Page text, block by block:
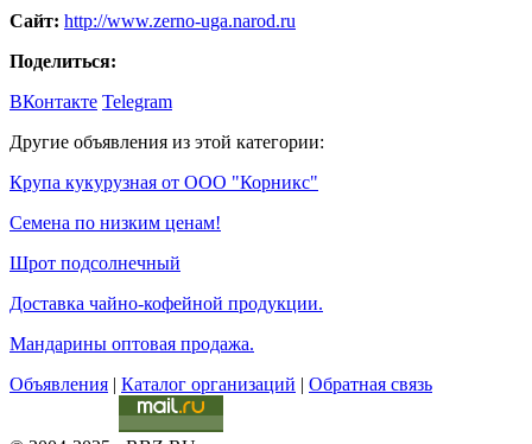
Сайт: http://www.zerno-uga.narod.ru
Поделиться:
ВКонтакте Telegram
Другие объявления из этой категории:
Крупа кукурузная от ООО "Корникс"
Семена по низким ценам!
Шрот подсолнечный
Доставка чайно-кофейной продукции.
Мандарины оптовая продажа.
Объявления | Каталог организаций | Обратная связь